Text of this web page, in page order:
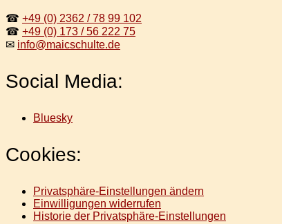
☎ +49 (0) 2362 / 78 99 102
☎ +49 (0) 173 / 56 222 75
✉ info@maicschulte.de
Social Media:
Bluesky
Cookies:
Privatsphäre-Einstellungen ändern
Einwilligungen widerrufen
Historie der Privatsphäre-Einstellungen